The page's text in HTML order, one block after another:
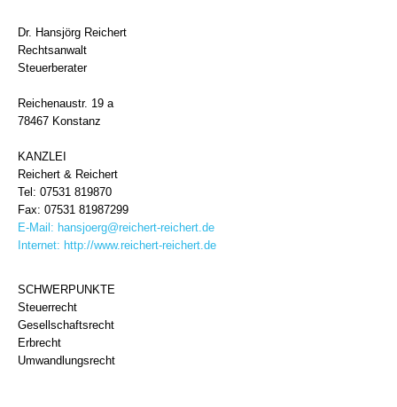
Dr. Hansjörg Reichert
Rechtsanwalt
Steuerberater
Reichenaustr. 19 a
78467 Konstanz
KANZLEI
Reichert & Reichert
Tel: 07531 819870
Fax: 07531 81987299
E-Mail: hansjoerg@reichert-reichert.de
Internet: http://www.reichert-reichert.de
SCHWERPUNKTE
Steuerrecht
Gesellschaftsrecht
Erbrecht
Umwandlungsrecht